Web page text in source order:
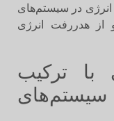
در سیستم‌های
هدررفت انرژی
ترکیب